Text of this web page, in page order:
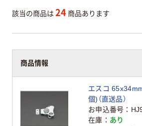
該当の商品は 24 商品あります
商品情報
エスコ
個)（直送品）
お申込番号
在庫
あり